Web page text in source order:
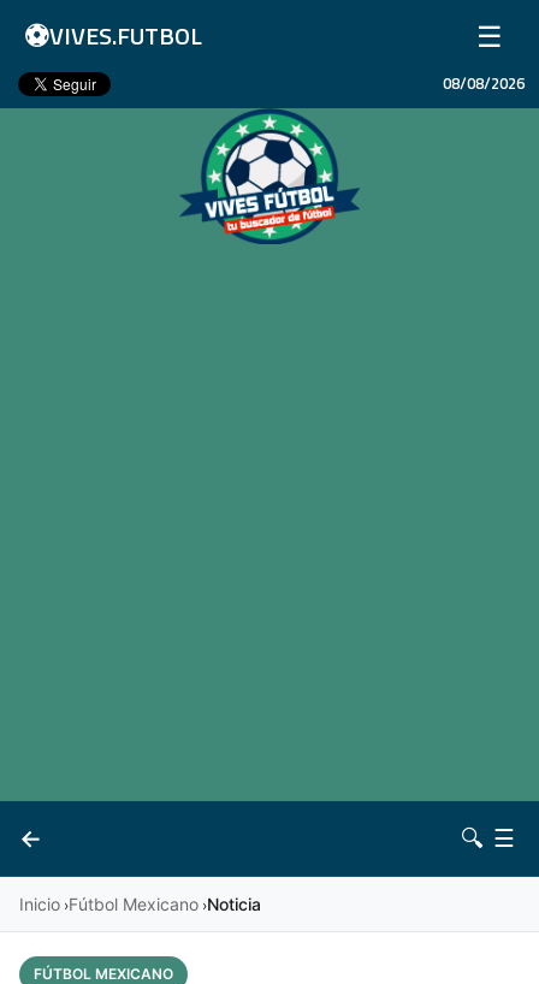
⚽VIVES.FUTBOL ☰
Inicio
08/08/2026
←
Vives 🔍 ☰
Inicio ›Fútbol Mexicano ›Noticia
FÚTBOL MEXICANO